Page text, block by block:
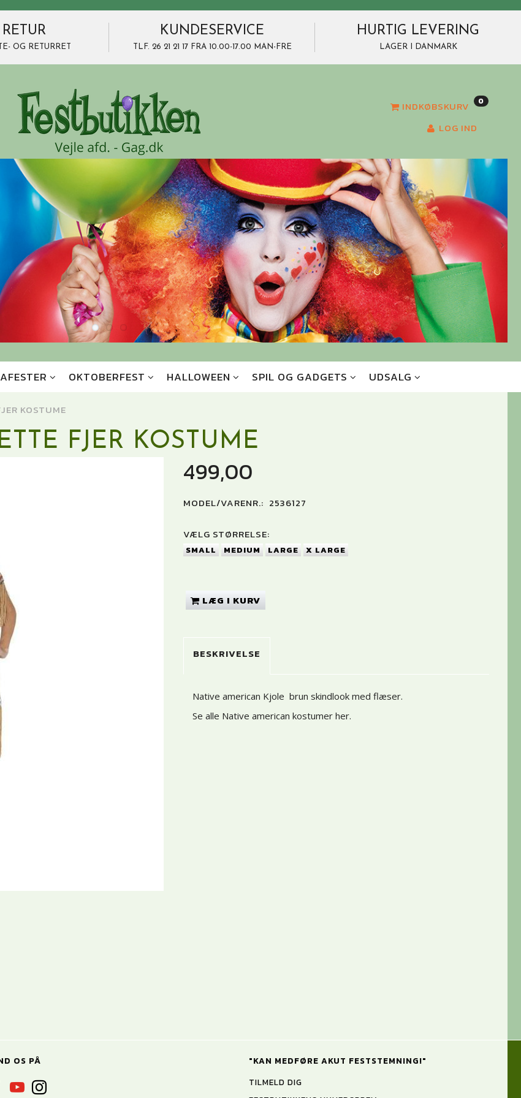
OG RETURRET
KUNDESERVICE
TLF. 26 21 21 17 FRA 10.00-17.00 MAN-FRE
HURTIG LEVERING
LAGER I DANMARK
INDKØBSKURV 0
LOG IND
OKTOBERFEST HALLOWEEN SPIL OG GADGETS UDSALG
KOSTUME
FJER KOSTUME
499,00
MODEL/VARENR.: 2536127
VÆLG STØRRELSE:
SMALL MEDIUM LARGE X LARGE
LÆG I KURV
BESKRIVELSE
Native american Kjole brun skindlook med flæser.
Se alle Native american kostumer her.
OS PÅ
"KAN MEDFØRE AKUT FESTSTEMNING!"
TILMELD DIG